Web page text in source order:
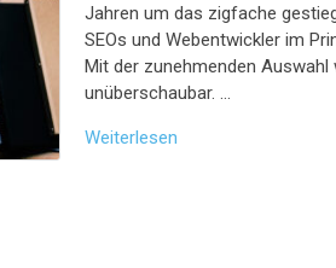
Jahren um das zigfache
SEOs und Webentwickler im
Mit der zunehmenden Auswahl
unüberschaubar. …
Weiterlesen